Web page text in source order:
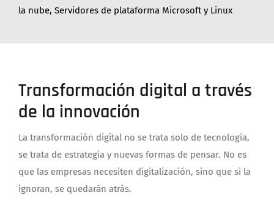
la nube, Servidores de plataforma Microsoft y Linux
Transformación digital a través
de la innovación
La transformación digital no se trata solo de tecnología,
se trata de estrategia y nuevas formas de pensar. No es
que las empresas necesiten digitalización, sino que si la
ignoran, se quedarán atrás.